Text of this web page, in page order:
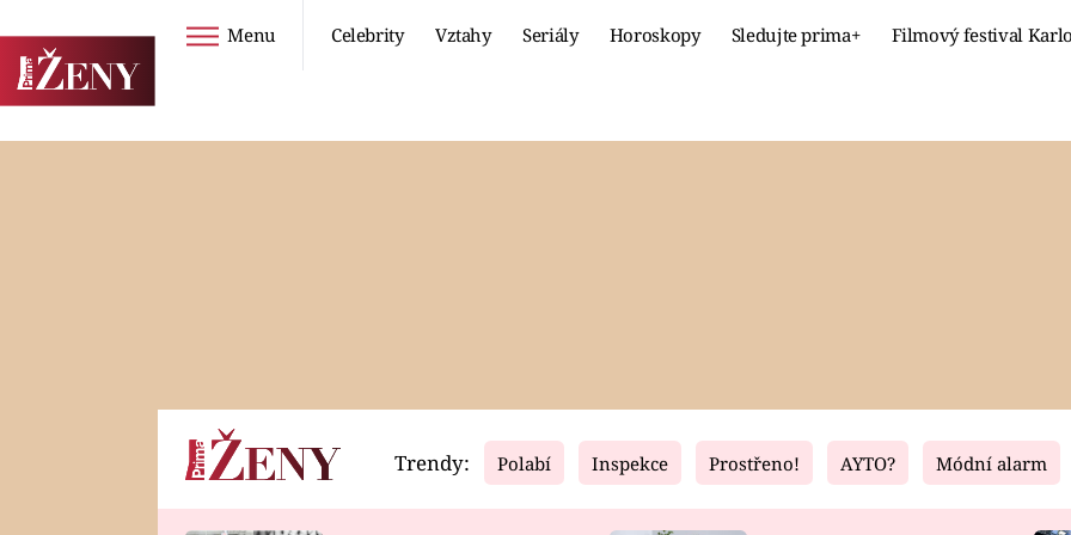
Menu Celebrity Vztahy Seriály Horoskopy Sledujte prima+ Filmový festival
Horoskopy Video Fresh Living
Trendy: Polabí Inspekce Prostřeno! AYTO? Módní alarm